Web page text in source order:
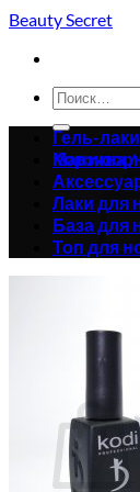
Skip
content
Beauty Secret
Искать:
Корзина /
Корзина
Гель-лаки
Лаки для
База для
Топ для